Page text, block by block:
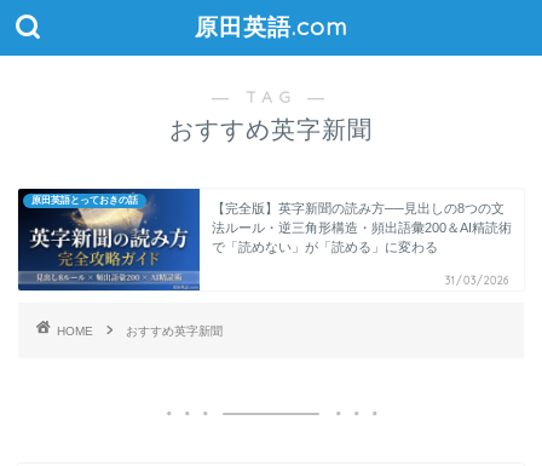
原田英語.com
― TAG ―
おすすめ英字新聞
原田英語とっておきの話
【完全版】英字新聞の読み方──見出しの8つの文
法ルール・逆三角形構造・頻出語彙200＆AI精読術
で「読めない」が「読める」に変わる
31/03/2026
HOME おすすめ英字新聞